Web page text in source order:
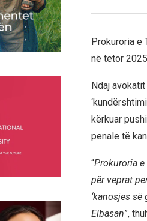
Prokuroria e
në tetor
Ndaj
kërkuar
penale të
“Prokuroria
për veprat
‘kanosjes
Elbasan”,